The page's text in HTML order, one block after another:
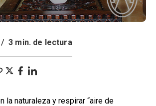
/ 3 min. de lectura
la naturaleza y respirar “aire de